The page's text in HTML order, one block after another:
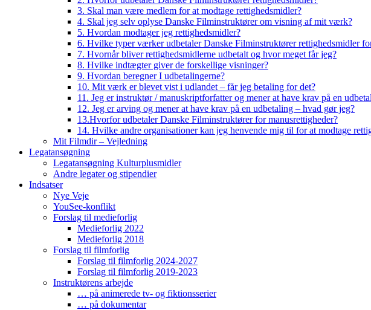
3. Skal man være medlem for at modtage rettighedsmidler?
4. Skal jeg selv oplyse Danske Filminstruktører om visning af mit værk?
5. Hvordan modtager jeg rettighedsmidler?
6. Hvilke typer værker udbetaler Danske Filminstruktører rettighedsmidler
7. Hvornår bliver rettighedsmidlerne udbetalt og hvor meget får jeg?
8. Hvilke indtægter giver de forskellige visninger?
9. Hvordan beregner I udbetalingerne?
10. Mit værk er blevet vist i udlandet – får jeg betaling for det?
11. Jeg er instruktør / manuskriptforfatter og mener at have krav på en
12. Jeg er arving og mener at have krav på en udbetaling – hvad gør jeg?
13.Hvorfor udbetaler Danske Filminstruktører for manusrettigheder?
14. Hvilke andre organisationer kan jeg henvende mig til for at modtage
Mit Filmdir – Vejledning
Legatansøgning
Legatansøgning Kulturplusmidler
Andre legater og stipendier
Indsatser
Nye Veje
YouSee-konflikt
Forslag til medieforlig
Medieforlig 2022
Medieforlig 2018
Forslag til filmforlig
Forslag til filmforlig 2024-2027
Forslag til filmforlig 2019-2023
Instruktørens arbejde
… på animerede tv- og fiktionsserier
… på dokumentar